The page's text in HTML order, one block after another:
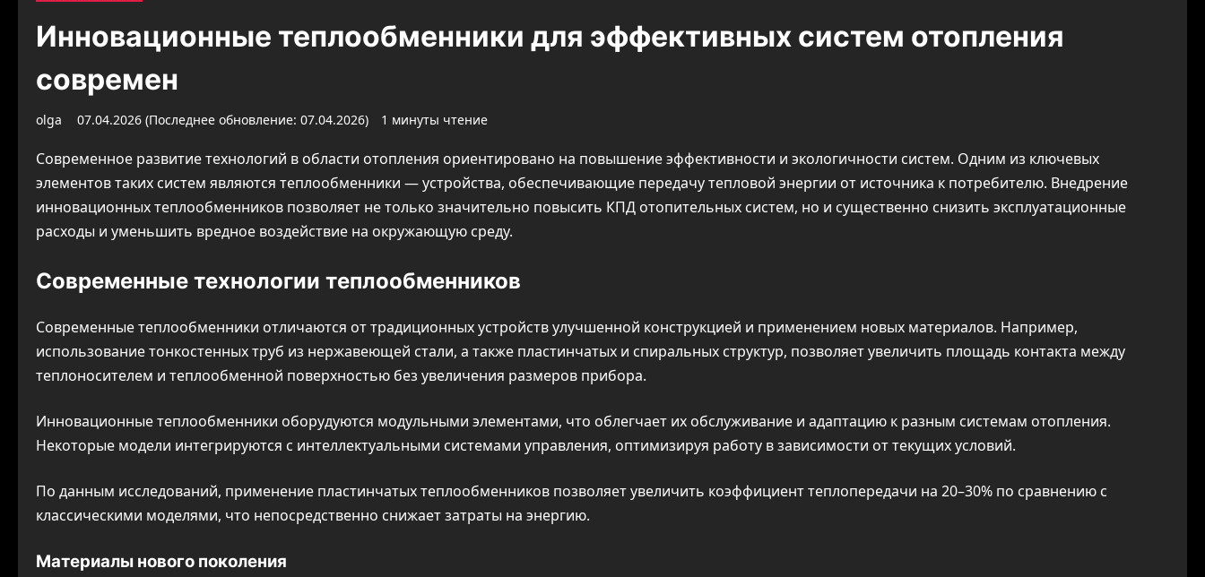
Инновационные теплообменники для эффективных систем отопления
современ
olga 07.04.2026 (Последнее обновление: 07.04.2026) 1 минуты чтение
Современное развитие технологий в области отопления ориентировано на повышение эффективности и экологичности систем. Одним из ключевых
элементов таких систем являются теплообменники — устройства, обеспечивающие передачу тепловой энергии от источника к потребителю. Внедрение
инновационных теплообменников позволяет не только значительно повысить КПД отопительных систем, но и существенно снизить эксплуатационные
расходы и уменьшить вредное воздействие на окружающую среду.
Современные технологии теплообменников
Современные теплообменники отличаются от традиционных устройств улучшенной конструкцией и применением новых материалов. Например,
использование тонкостенных труб из нержавеющей стали, а также пластинчатых и спиральных структур, позволяет увеличить площадь контакта между
теплоносителем и теплообменной поверхностью без увеличения размеров прибора.
Инновационные теплообменники оборудуются модульными элементами, что облегчает их обслуживание и адаптацию к разным системам отопления.
Некоторые модели интегрируются с интеллектуальными системами управления, оптимизируя работу в зависимости от текущих условий.
По данным исследований, применение пластинчатых теплообменников позволяет увеличить коэффициент теплопередачи на 20–30% по сравнению с
классическими моделями, что непосредственно снижает затраты на энергию.
Материалы нового поколения